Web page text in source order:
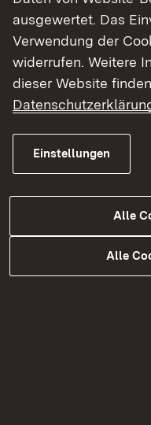
ausgewertet. Das
Verwendung der
widerrufen. Weitere
dieser Website
Einstellungen
Alle
Alle